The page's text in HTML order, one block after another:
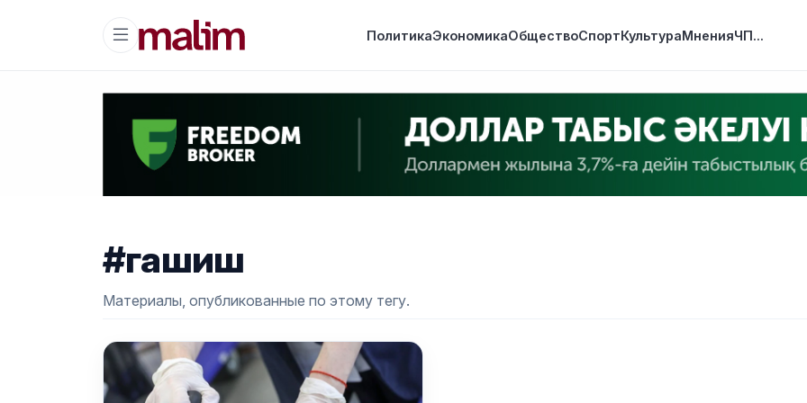
ПолитикаЭкономикаОбществоСпортКультураМненияЧП...
#гашиш
Материалы, опубликованные по этому тегу.